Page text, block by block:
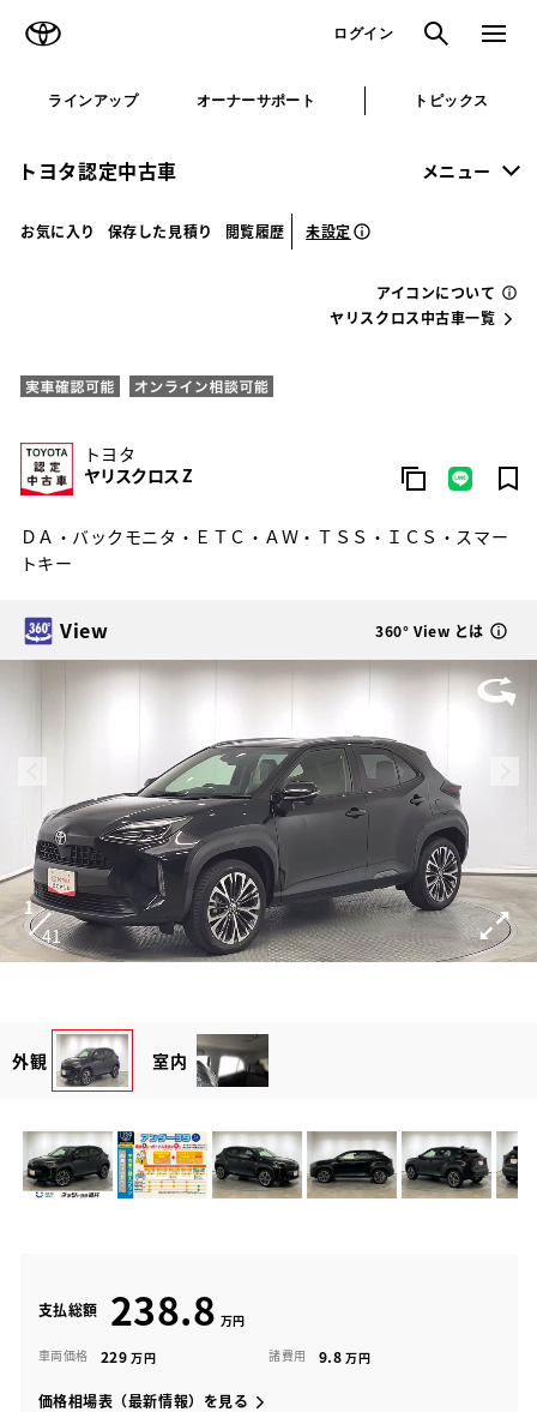
ログイン 検索 メニュ
ラインアップ オーナーサポート トピックス
トヨタ認定中古車 メニュー
お気に入り 保存した見積り 閲覧履歴 未設定
アイコンについて
ヤリスクロス中古車一覧
トヨタ
ヤリスクロス Z
ＤＡ・バックモニタ・ＥＴＣ・ＡＷ・ＴＳＳ・ＩＣＳ・スマー
トキー
View 360° View とは
1
41
外観 室内
支払総額 238.8
車両価格 229 諸費用 9.8
価格相場表（最新情報）を見る